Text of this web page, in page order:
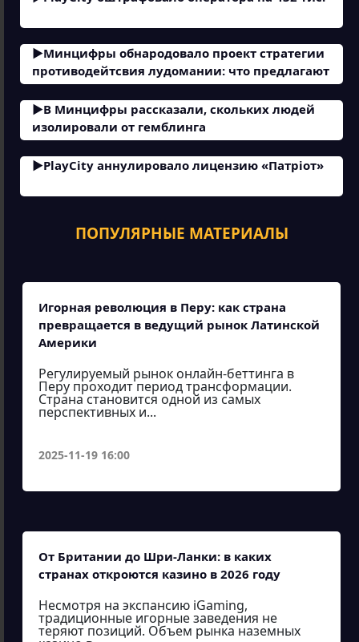
Минцифры обнародовало проект стратегии
противодейтсвия лудомании: что предлагают
В Минцифры рассказали, скольких людей
изолировали от гемблинга
PlayCity аннулировало лицензию «Патріот»
ПОПУЛЯРНЫЕ МАТЕРИАЛЫ
Игорная революция в Перу: как страна
превращается в ведущий рынок Латинской
Америки
Регулируемый рынок онлайн-беттинга в
Перу проходит период трансформации.
Страна становится одной из самых
перспективных и...
2025-11-19 16:00
От Британии до Шри-Ланки: в каких
странах откроются казино в 2026 году
Несмотря на экспансию iGaming,
традиционные игорные заведения не
теряют позиций. Объем рынка наземных